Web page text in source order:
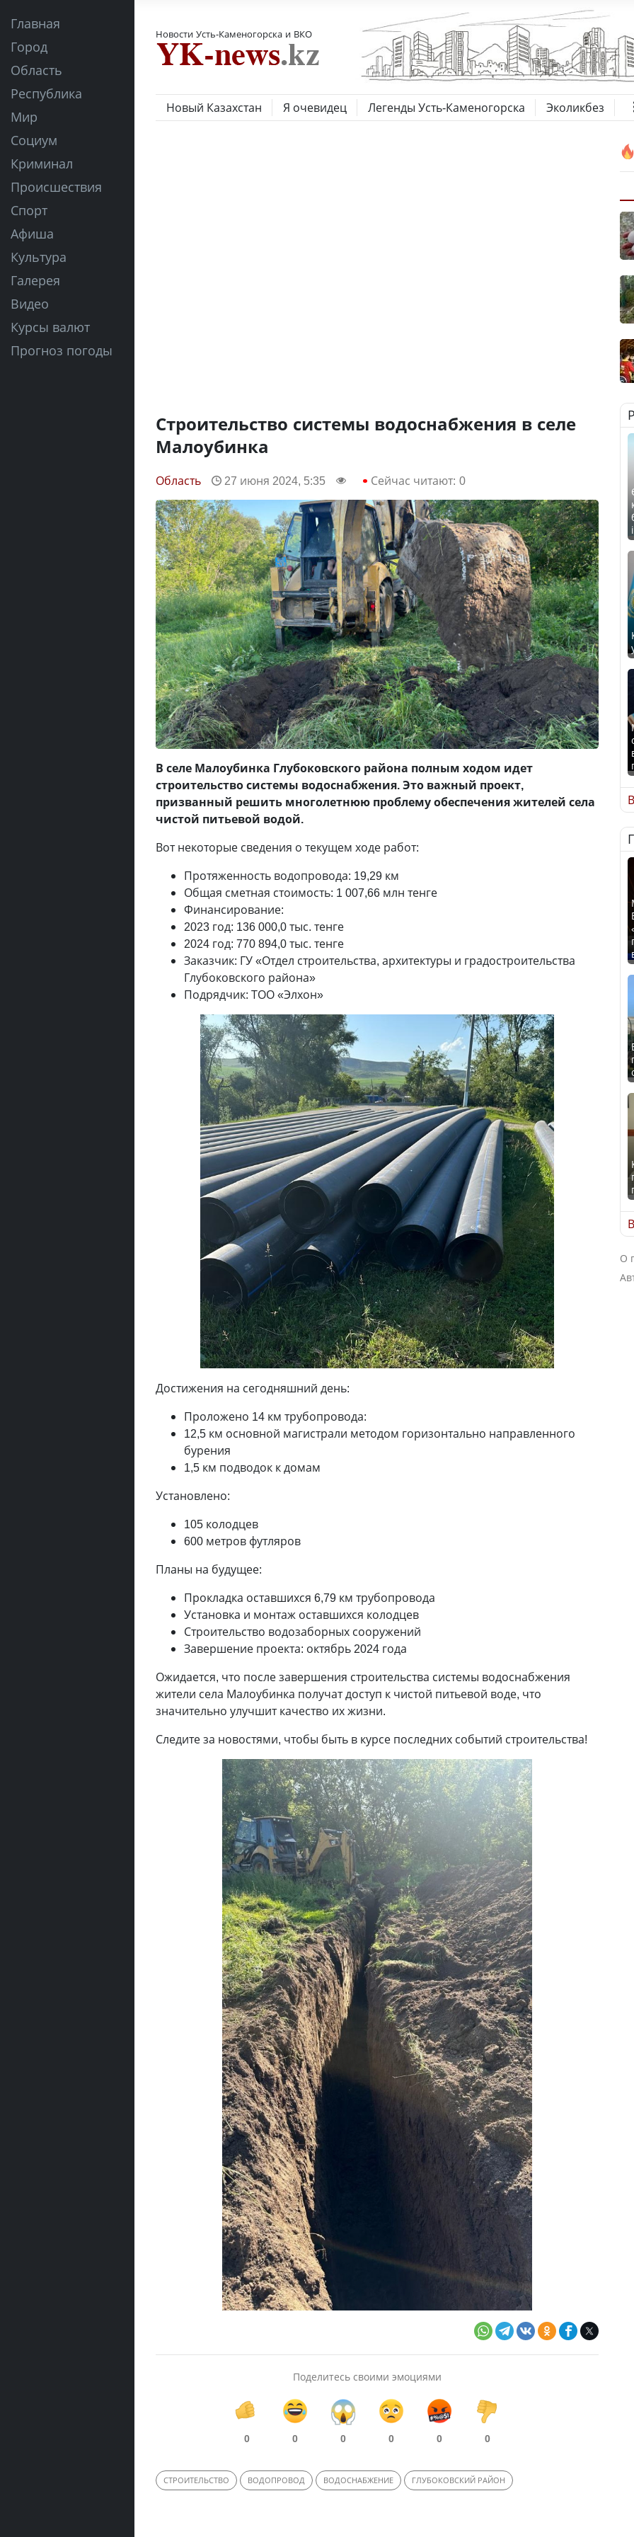
Главная
Город
Область
Республика
Мир
Социум
Криминал
Происшествия
Спорт
Афиша
Культура
Галерея
Видео
Курсы валют
Прогноз погоды
Новости Усть-Каменогорска и ВКО
Новый Казахстан Я очевидец Легенды Усть-Каменогорска Эколикбез
Строительство системы водоснабжения в селе
Малоубинка
Область 27 июня 2024, 5:35 Сейчас читают: 0
В селе Малоубинка Глубоковского района полным ходом идет
строительство системы водоснабжения. Это важный проект,
призванный решить многолетнюю проблему обеспечения жителей села
чистой питьевой водой.
Вот некоторые сведения о текущем ходе работ:
Протяженность водопровода: 19,29 км
Общая сметная стоимость: 1 007,66 млн тенге
Финансирование:
2023 год: 136 000,0 тыс. тенге
2024 год: 770 894,0 тыс. тенге
Заказчик: ГУ «Отдел строительства, архитектуры и градостроительства
Глубоковского района»
Подрядчик: ТОО «Элхон»
Достижения на сегодняшний день:
Проложено 14 км трубопровода:
12,5 км основной магистрали методом горизонтально направленного
бурения
1,5 км подводок к домам
Установлено:
105 колодцев
600 метров футляров
Планы на будущее:
Прокладка оставшихся 6,79 км трубопровода
Установка и монтаж оставшихся колодцев
Строительство водозаборных сооружений
Завершение проекта: октябрь 2024 года
Ожидается, что после завершения строительства системы водоснабжения
жители села Малоубинка получат доступ к чистой питьевой воде, что
значительно улучшит качество их жизни.
Следите за новостями, чтобы быть в курсе последних событий строительства!
Поделитесь своими эмоциями
0 0 0 0 0 0
СТРОИТЕЛЬСТВО ВОДОПРОВОД ВОДОСНАБЖЕНИЕ ГЛУБОКОВСКИЙ РАЙОН
О